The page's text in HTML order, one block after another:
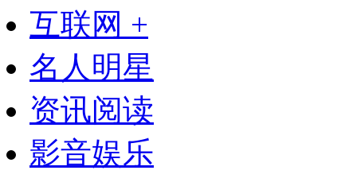
互联网 +
名人明星
资讯阅读
影音娱乐